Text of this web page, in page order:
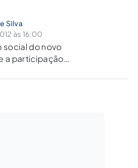
Silva
às 16:00
social do novo
a participação
de Débitos